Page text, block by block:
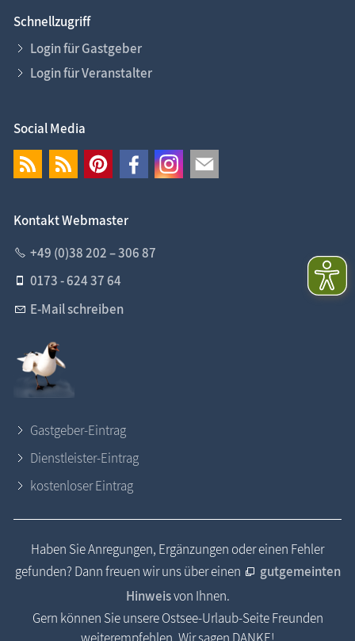
Schnellzugriff
Login für Gastgeber
Login für Veranstalter
Social Media
Kontakt Webmaster
+49 (0)38 202 – 306 87
0173 - 624 37 64
E-Mail schreiben
Gastgeber-Eintrag
Dienstleister-Eintrag
kostenloser Eintrag
Haben Sie Anregungen, Ergänzungen oder einen Fehler
gefunden? Dann freuen wir uns über einen
gutgemeinten
Hinweisvon Ihnen.
Gern können Sie unsere Ostsee-Urlaub-Seite Freunden